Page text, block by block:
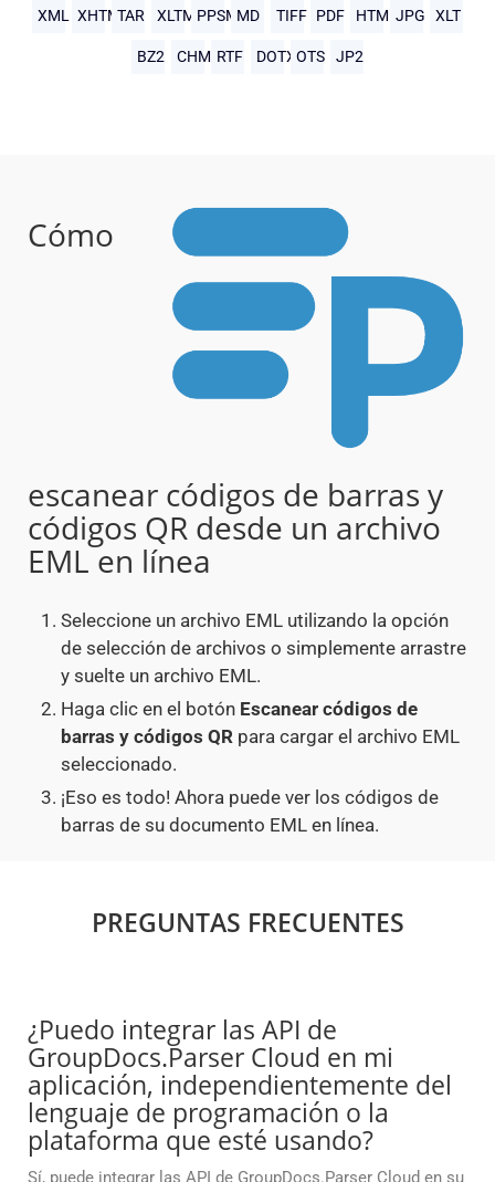
XML XHTMLTAR XLTM PPSMMD TIFF PDF HTMLJPG XLT
BZ2 CHM RTF DOTX OTS JP2
Cómo
escanear códigos de barras y
códigos QR desde un archivo
EML en línea
Seleccione un archivo EML utilizando la opción
de selección de archivos o simplemente arrastre
y suelte un archivo EML.
Haga clic en el botón Escanear códigos de
barras y códigos QR para cargar el archivo EML
seleccionado.
¡Eso es todo! Ahora puede ver los códigos de
barras de su documento EML en línea.
PREGUNTAS FRECUENTES
¿Puedo integrar las API de
GroupDocs.Parser Cloud en mi
aplicación, independientemente del
lenguaje de programación o la
plataforma que esté usando?
Sí, puede integrar las API de GroupDocs.Parser Cloud en su